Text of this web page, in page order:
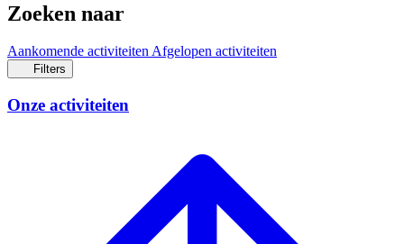
Zoeken naar
Aankomende activiteitenAfgelopen activiteiten
Filters
Onze activiteiten